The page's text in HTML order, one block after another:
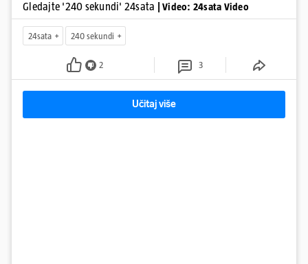
Gledajte '240 sekundi' 24sata | Video: 24sata Video
24sata 240 sekundi
2 3
Učitaj više